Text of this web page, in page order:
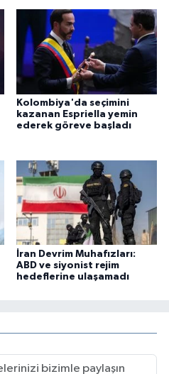
Kolombiya'da seçimini
kazanan Espriella yemin
ederek göreve başladı
İran Devrim Muhafızları:
ABD ve siyonist rejim
hedeflerine ulaşamadı